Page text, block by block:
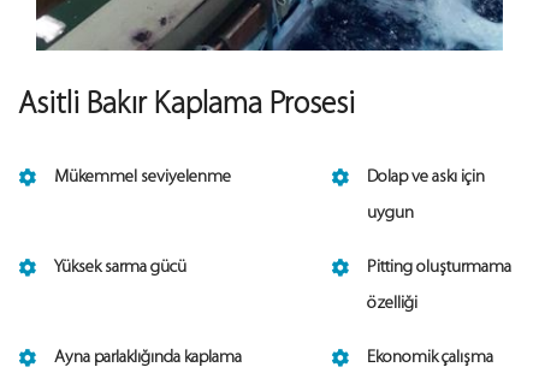
Asitli Bakır Kaplama Prosesi
Mükemmel seviyelenme
Dolap ve askı için
uygun
Yüksek sarma gücü
Pitting oluşturmama
özelliği
Ayna parlaklığında kaplama
Ekonomik çalışma